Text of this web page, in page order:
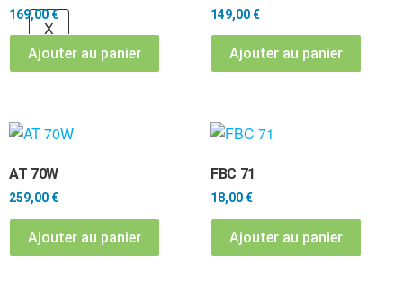
X
169,00€
Ajouter au panier
149,00 €
Ajouter au panier
AT 70W
259,00 €
Ajouter au panier
FBC 71
18,00 €
Ajouter au panier